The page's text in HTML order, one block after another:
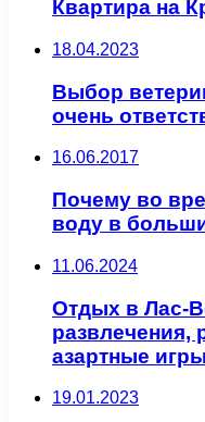
Квартира на
18.04.2023
Выбор
очень
16.06.2017
Почему во
воду в
11.06.2024
Отдых в Лас-
развлечения,
азартные
19.01.2023